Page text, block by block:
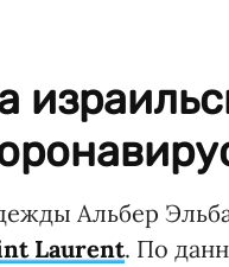
Альбер
Laurent. По